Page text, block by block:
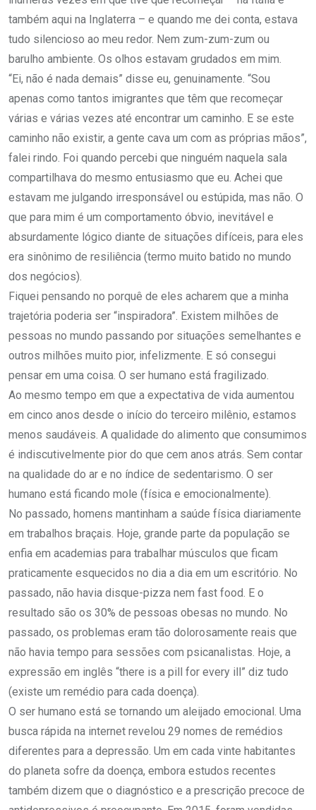
também aqui na Inglaterra – e quando me dei conta, estava
tudo silencioso ao meu redor. Nem zum-zum-zum ou
barulho ambiente. Os olhos estavam grudados em mim.
“Ei, não é nada demais” disse eu, genuinamente. “Sou
apenas como tantos imigrantes que têm que recomeçar
várias e várias vezes até encontrar um caminho. E se este
caminho não existir, a gente cava um com as próprias mãos”,
falei rindo. Foi quando percebi que ninguém naquela sala
compartilhava do mesmo entusiasmo que eu. Achei que
estavam me julgando irresponsável ou estúpida, mas não. O
que para mim é um comportamento óbvio, inevitável e
absurdamente lógico diante de situações difíceis, para eles
era sinônimo de resiliência (termo muito batido no mundo
dos negócios).
Fiquei pensando no porquê de eles acharem que a minha
trajetória poderia ser “inspiradora”. Existem milhões de
pessoas no mundo passando por situações semelhantes e
outros milhões muito pior, infelizmente. E só consegui
pensar em uma coisa. O ser humano está fragilizado.
Ao mesmo tempo em que a expectativa de vida aumentou
em cinco anos desde o início do terceiro milênio, estamos
menos saudáveis. A qualidade do alimento que consumimos
é indiscutivelmente pior do que cem anos atrás. Sem contar
na qualidade do ar e no índice de sedentarismo. O ser
humano está ficando mole (física e emocionalmente).
No passado, homens mantinham a saúde física diariamente
em trabalhos braçais. Hoje, grande parte da população se
enfia em academias para trabalhar músculos que ficam
praticamente esquecidos no dia a dia em um escritório. No
passado, não havia disque-pizza nem fast food. E o
resultado são os 30% de pessoas obesas no mundo. No
passado, os problemas eram tão dolorosamente reais que
não havia tempo para sessões com psicanalistas. Hoje, a
expressão em inglês “there is a pill for every ill” diz tudo
(existe um remédio para cada doença).
O ser humano está se tornando um aleijado emocional. Uma
busca rápida na internet revelou 29 nomes de remédios
diferentes para a depressão. Um em cada vinte habitantes
do planeta sofre da doença, embora estudos recentes
também dizem que o diagnóstico e a prescrição precoce de